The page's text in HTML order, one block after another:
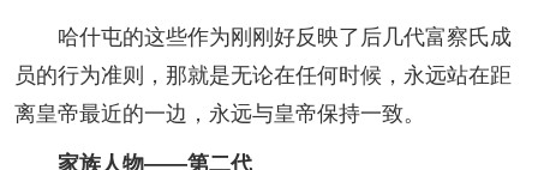
哈什屯的这些作为刚刚好反映了后几代富察氏成
员的行为准则，那就是无论在任何时候，永远站在距
离皇帝最近的一边，永远与皇帝保持一致。
家族人物——第二代